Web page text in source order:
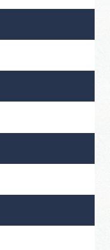
ペーン
イド
皆様へ